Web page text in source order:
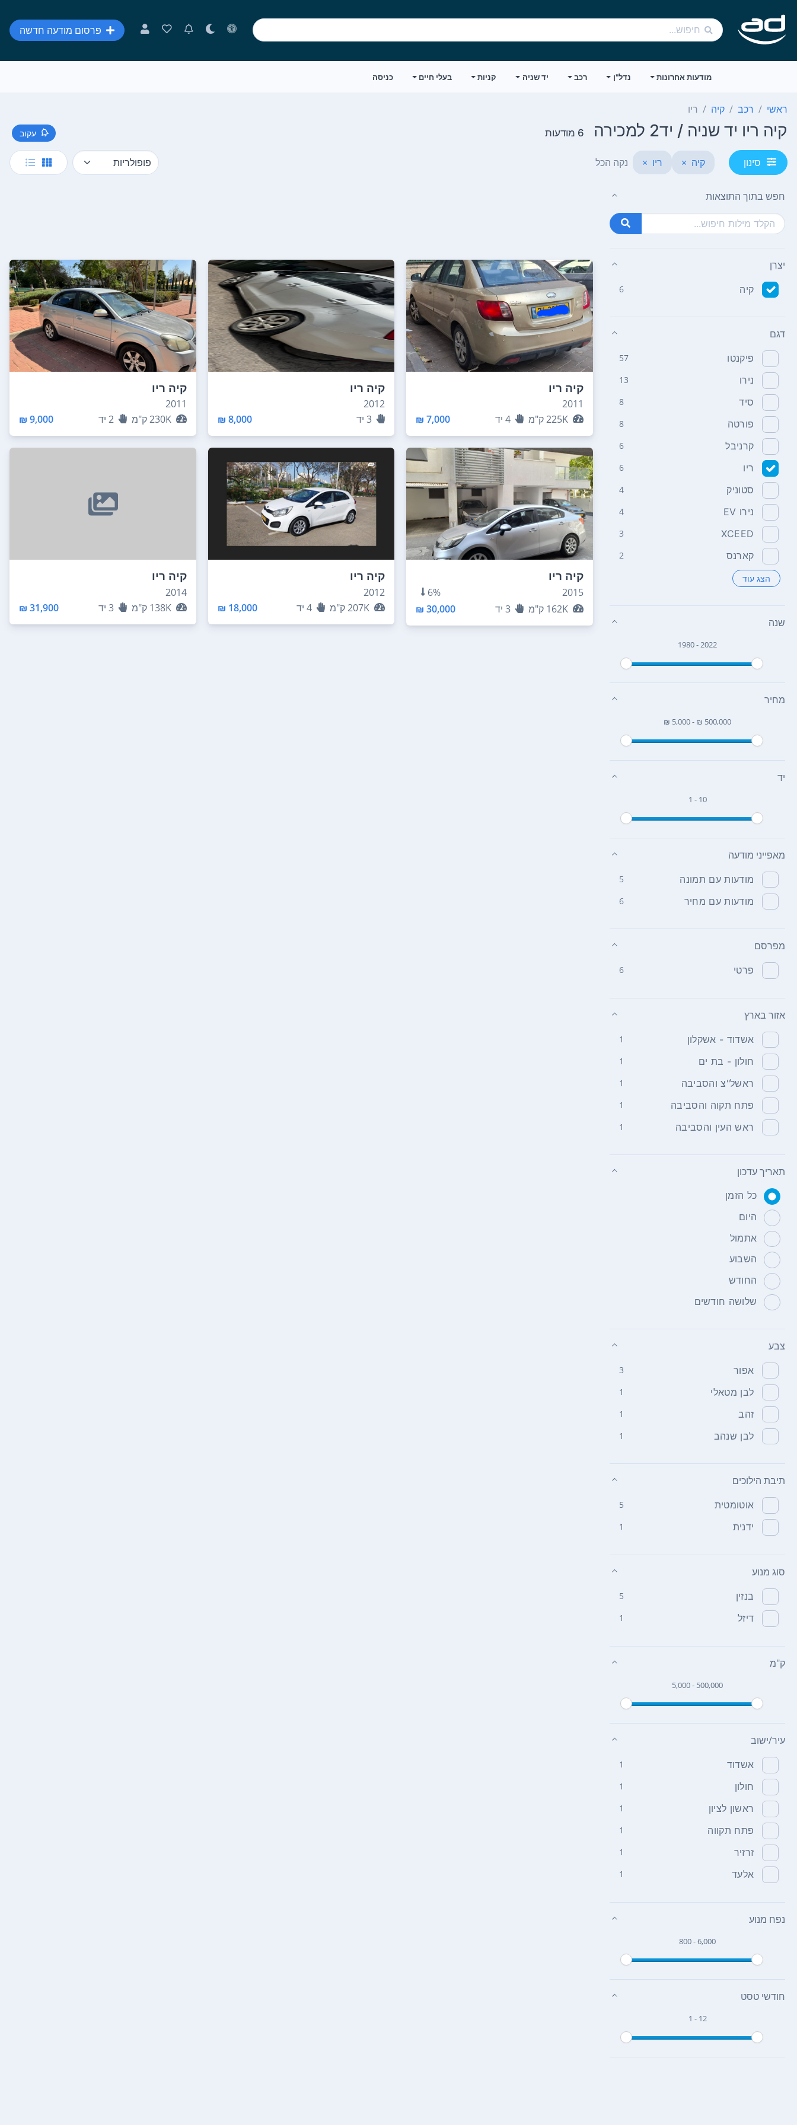
פרסום מודעה חדשה
מודעות אחרונות נדל"ן רכב יד שניה קניות בעלי חיים כניסה
ראשי רכב קיה ריו
קיה ריו יד שניה / יד2 למכירה 6 מודעות עקוב
סינון קיה × ריו × נקה הכל
חפש בתוך התוצאות
יצרן
קיה 6
דגם
פיקנטו 57
נירו 13
סיד 8
פורטה 8
קרניבל 6
ריו 6
סטוניק 4
נירו EV 4
XCEED
3
קארנס 2
הצג עוד
שנה
1980 - 2022
מחיר
₪ 5,000 - ₪ 500,000
יד
1 - 10
מאפייני מודעה
מודעות עם תמונה 5
מודעות עם מחיר 6
מפרסם
פרטי 6
אזור בארץ
אשדוד - אשקלון 1
חולון - בת ים 1
ראשל"צ והסביבה 1
פתח תקוה והסביבה 1
ראש העין והסביבה 1
תאריך עדכון
כל הזמן
היום
אתמול
השבוע
החודש
שלושה חודשים
צבע
אפור 3
לבן מטאלי 1
זהב 1
לבן שנהב 1
תיבת הילוכים
אוטומטית 5
ידנית 1
סוג מנוע
בנזין 5
דיזל 1
ק"מ
5,000 - 500,000
עיר/ישוב
אשדוד 1
חולון 1
ראשון לציון 1
פתח תקווה 1
זרזיר 1
אלעד 1
נפח מנוע
800 - 6,000
חודשי טסט
1 - 12
קיה ריו
2011
225Kק"מ 4 יד 7,000 ₪
קיה ריו
2012
3יד 8,000 ₪
קיה ריו
2011
230Kק"מ 2 יד 9,000 ₪
קיה ריו
2015
6%
162K ק"מ 3 יד 30,000 ₪
קיה ריו
2012
207Kק"מ 4יד 18,000 ₪
קיה ריו
2014
138K ק"מ 3 יד 31,900 ₪